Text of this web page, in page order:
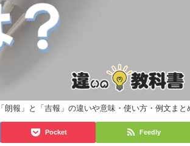
「朗報」と「吉報」の違いや意味・使い方・例文まと
Pocket Feedly